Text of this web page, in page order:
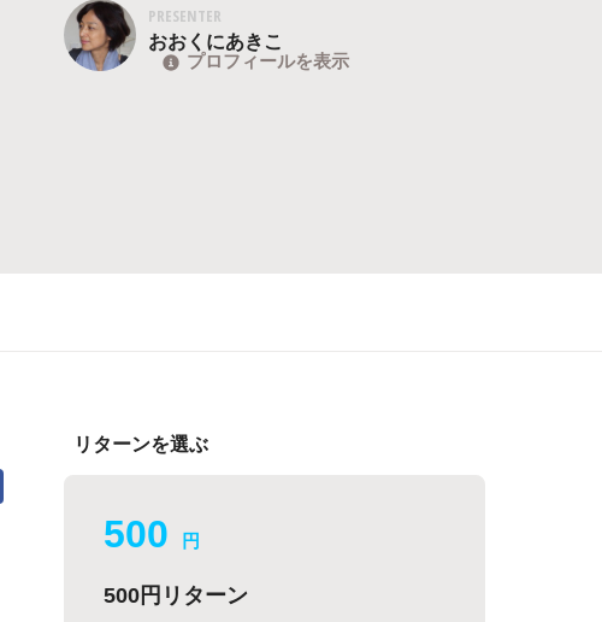
PRESENTER
おおくにあきこ
プロフィールを表示
リターンを選ぶ
500 円
500円リターン